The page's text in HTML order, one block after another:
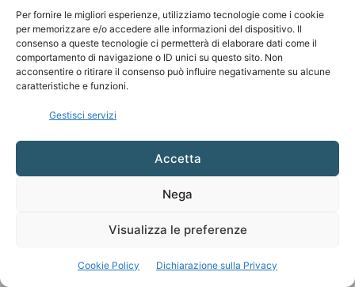
Per fornire le migliori esperienze, utilizziamo tecnologie come i cookie
per memorizzare e/o accedere alle informazioni del dispositivo. Il
consenso a queste tecnologie ci permetterà di elaborare dati come il
comportamento di navigazione o ID unici su questo sito. Non
acconsentire o ritirare il consenso può influire negativamente su alcune
caratteristiche e funzioni.
Gestisci servizi
Accetta
Nega
Visualizza le preferenze
Cookie Policy Dichiarazione sulla Privacy